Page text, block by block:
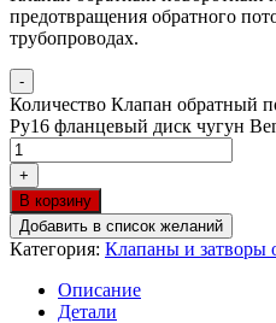
предотвращения обратного
трубопроводах.
-
Количество Клапан обратный
Ру16 фланцевый диск чугун
+
В корзину
Добавить в список желаний
Категория: Клапаны и затворы
Описание
Детали